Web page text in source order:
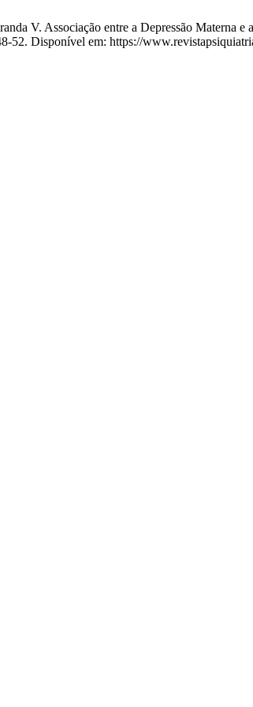
V. Associação entre a Depressão Materna
52. Disponível em: https://